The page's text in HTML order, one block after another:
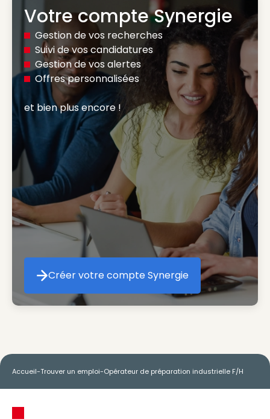
Votre compte Synergie
Gestion de vos recherches
Suivi de vos candidatures
Gestion de vos alertes
Offres personnalisées
et bien plus encore !
Créer votre compte Synergie
Créer votre compte Synergie
Accueil-Trouver un emploi-Opérateur de préparation industrielle F/H